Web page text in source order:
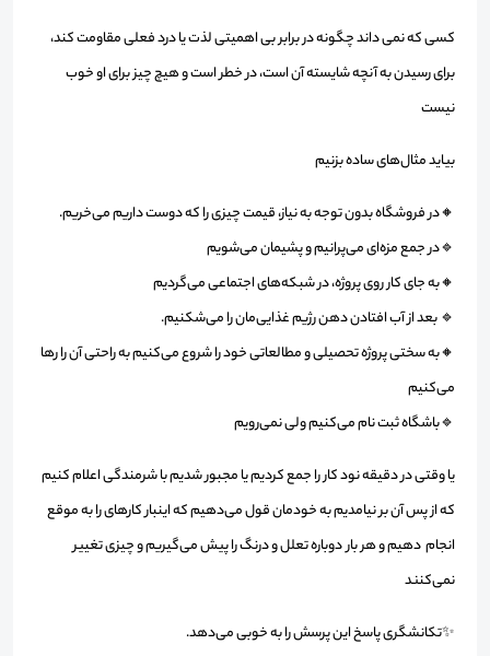
کسی که نمی داند چگونه در برابر بی اهمیتی لذت یا درد فعلی مقاومت کند،
برای رسیدن به آنچه شایسته آن است، در خطر است و هیچ چیز برای او خوب
نیست
بیاید مثال‌های ساده بزنیم
🔸در فروشگاه بدون توجه به نیاز، قیمت چیزی را که دوست داریم می‌خریم.
🔹در جمع مزه‌ای می‌پرانیم و پشیمان می‌شویم
🔸به جای کار روی پروژه، در شبکه‌های اجتماعی می‌گردیم
🔹 بعد از آب افتادن دهن رژیم غذایی‌مان را می‌شکنیم.
🔸به سختی پروژه تحصیلی و مطالعاتی خود را شروع می‌کنیم به راحتی آن را رها
می‌کنیم
🔹باشگاه ثبت نام می‌کنیم ولی نمی‌رویم
یا وقتی در دقیقه نود کار را جمع کردیم یا مجبور شدیم با شرمندگی اعلام کنیم
که از پس آن بر نیامدیم به خودمان قول می‌دهیم که اینبار کارهای را به موقع
انجام دهیم و هر بار دوباره تعلل و درنگ را پیش می‌گیریم و چیزی تغییر
نمی‌کنند
✨تکانشگری پاسخ این پرسش را به خوبی می‌دهد.